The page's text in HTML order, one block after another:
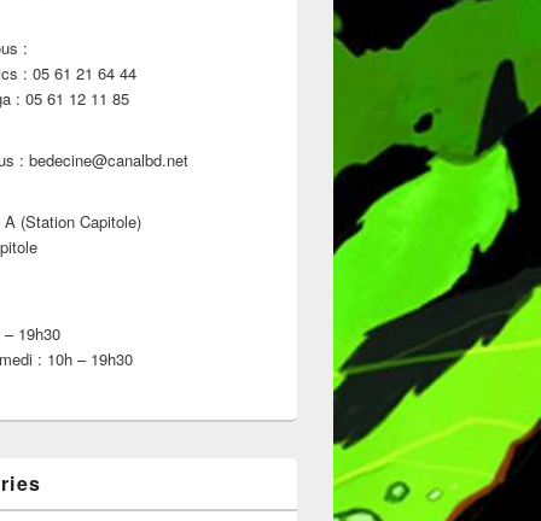
:
: 05 61 21 64 44
: 05 61 12 11 85
: bedecine@canalbd.net
A (Station Capitole)
19h30
: 10h – 19h30